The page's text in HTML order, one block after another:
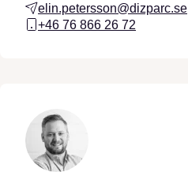
elin.petersson@dizparc.se
+46 76 866 26 72